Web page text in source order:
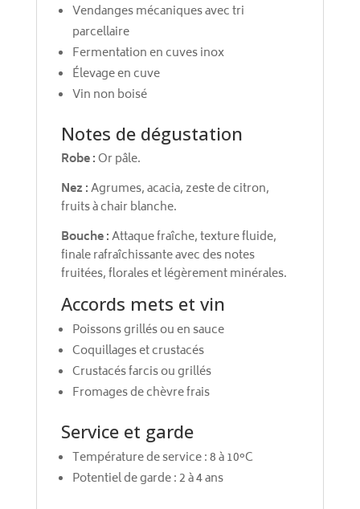
Vendanges mécaniques avec tri
parcellaire
Fermentation en cuves inox
Élevage en cuve
Vin non boisé
Notes de dégustation
Robe :Or pâle.
Nez :Agrumes, acacia, zeste de citron,
fruits à chair blanche.
Bouche :Attaque fraîche, texture fluide,
finale rafraîchissante avec des notes
fruitées, florales et légèrement minérales.
Accords mets et vin
Poissons grillés ou en sauce
Coquillages et crustacés
Crustacés farcis ou grillés
Fromages de chèvre frais
Service et garde
Température de service : 8 à 10°C
Potentiel de garde : 2 à 4 ans